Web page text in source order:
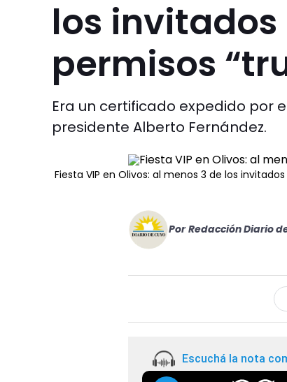
los
permisos
Era un certificado expedido por
presidente Alberto Fernández.
Fiesta VIP en Olivos: al menos 3 de los
Por Redacción Diario
Escuchá la nota